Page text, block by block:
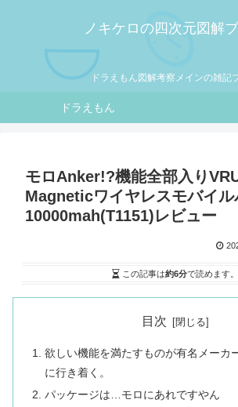
ノキケロの四次元図解
ドラえもん図解考察メインの雑記
ドラえもん
モロAnker!?機能全部入り
Magneticワイヤレスモバイル
10000mah(T1151)レビュー
この記事は約6分で読めます。
目次
欲しい機能を満たすものが有名メーカ
に行き着く。
パッケージは…モロにあれですやん